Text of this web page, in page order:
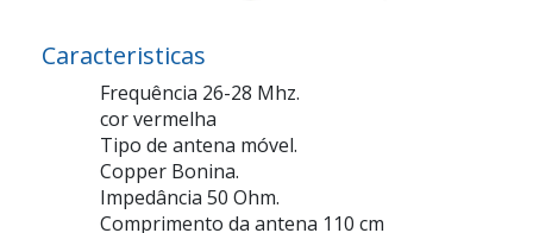
Caracteristicas
Frequência 26-28 Mhz.
cor vermelha
Tipo de antena móvel.
Copper Bonina.
Impedância 50 Ohm.
Comprimento da antena 110 cm